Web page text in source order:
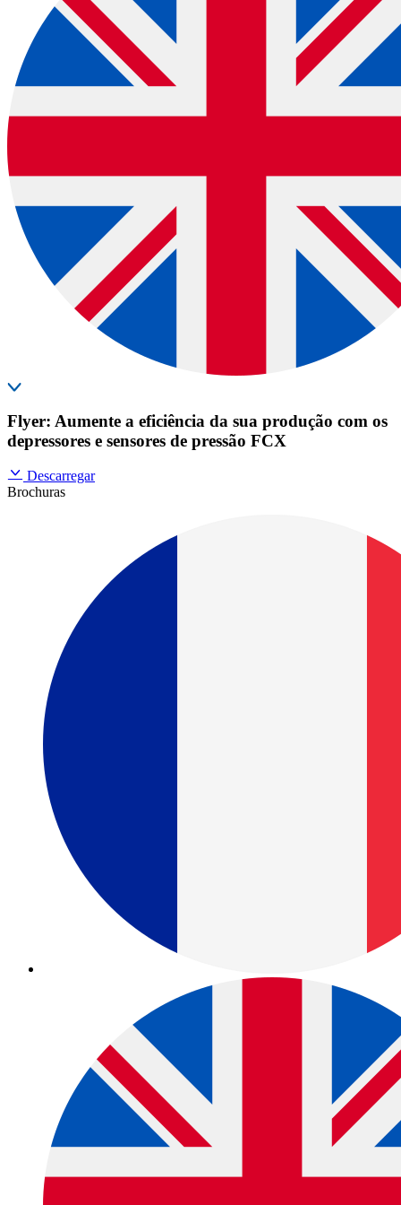
Flyer: Aumente a eficiência da sua produção com os
depressores e sensores de pressão FCX
Descarregar
Brochuras